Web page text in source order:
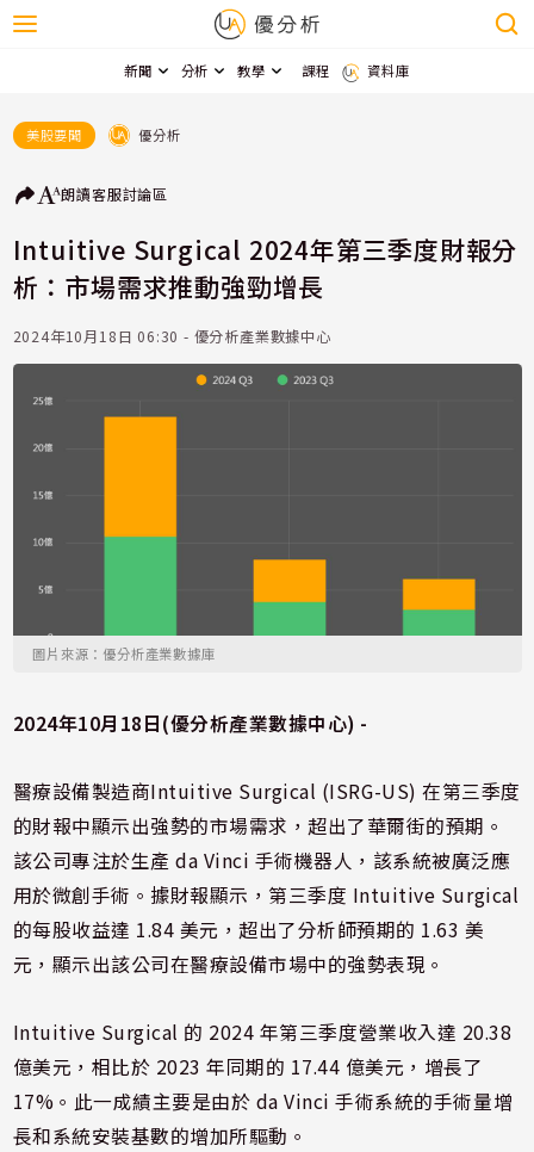
新聞 分析 教學 課程 資料庫
美股要聞 優分析
朗讀客服討論區
Intuitive Surgical 2024年第三季度財報分
析：市場需求推動強勁增長
2024年10月18日 06:30 - 優分析產業數據中心
圖片來源：優分析產業數據庫
2024年10月18日(優分析產業數據中心) -
醫療設備製造商Intuitive Surgical (ISRG-US) 在第三季度
的財報中顯示出強勢的市場需求，超出了華爾街的預期。
該公司專注於生產 da Vinci 手術機器人，該系統被廣泛應
用於微創手術。據財報顯示，第三季度 Intuitive Surgical
的每股收益達 1.84 美元，超出了分析師預期的 1.63 美
元，顯示出該公司在醫療設備市場中的強勢表現。
Intuitive Surgical 的 2024 年第三季度營業收入達 20.38
億美元，相比於 2023 年同期的 17.44 億美元，增長了
17%。此一成績主要是由於 da Vinci 手術系統的手術量增
長和系統安裝基數的增加所驅動。